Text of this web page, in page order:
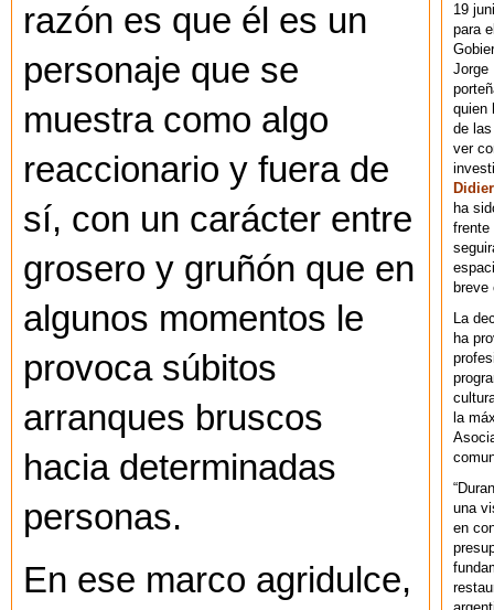
razón es que él es un
personaje que se
muestra como algo
reaccionario y fuera de
sí, con un carácter entre
grosero y gruñón que en
algunos momentos le
provoca súbitos
arranques bruscos
hacia determinadas
personas.
En ese marco agridulce,
19
para
Jorge
quien
de
ver
Didier
ha
frente
breve
La
ha
la
una
en